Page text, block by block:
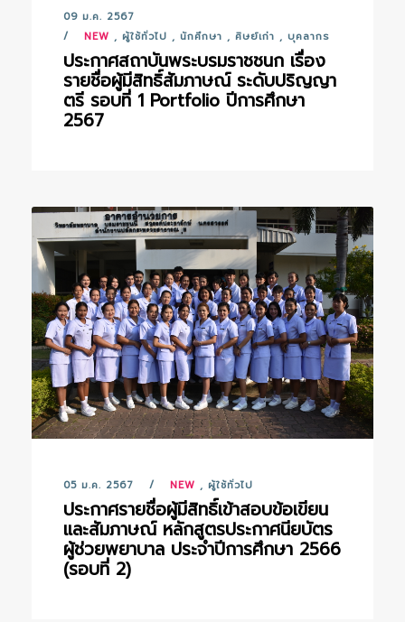
09 ม.ค. 2567
NEW , ผู้ใช้ทั่วไป , นักศึกษา , ศิษย์เก่า , บุคลากร
ประกาศสถาบันพระบรมราชชนก เรื่อง
รายชื่อผู้มีสิทธิ์สัมภาษณ์ ระดับปริญญา
ตรี รอบที่ 1 Portfolio ปีการศึกษา
2567
05 ม.ค. 2567 NEW , ผู้ใช้ทั่วไป
ประกาศรายชื่อผู้มีสิทธิ์เข้าสอบข้อเขียน
และสัมภาษณ์ หลักสูตรประกาศนียบัตร
ผู้ช่วยพยาบาล ประจำปีการศึกษา 2566
(รอบที่ 2)